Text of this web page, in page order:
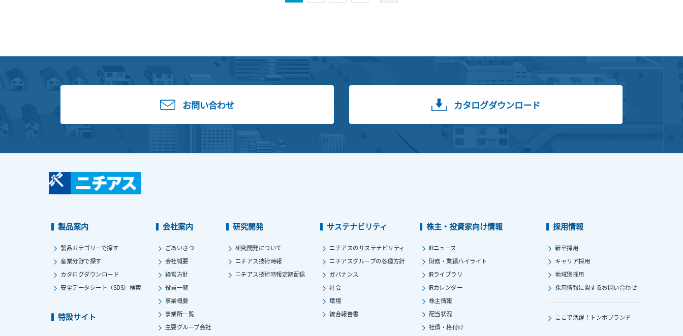
お問い合わせ カタログダウンロード
製品案内
製品カテゴリーで探す
産業分野で探す
カタログダウンロード
安全データシート（SDS）検索
特設サイト
会社案内
ごあいさつ
会社概要
経営方針
役員一覧
事業概要
事業所一覧
主要グループ会社
研究開発
研究開発について
ニチアス技術時報
ニチアス技術時報定期配信
サステナビリティ
ニチアスのサステナビリティ
ニチアスグループの各種方針
ガバナンス
社会
環境
統合報告書
株主・投資家向け情報
IRニュース
財務・業績ハイライト
IRライブラリ
IRカレンダー
株主情報
配当状況
社債・格付け
採用情報
新卒採用
キャリア採用
地域別採用
採用情報に関するお問い合わせ
ここで活躍！ トンボブランド